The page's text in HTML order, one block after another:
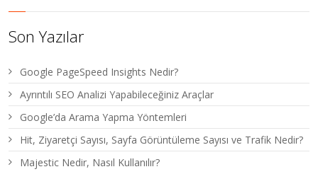
Son Yazılar
Google PageSpeed Insights Nedir?
Ayrıntılı SEO Analizi Yapabileceğiniz Araçlar
Google’da Arama Yapma Yöntemleri
Hit, Ziyaretçi Sayısı, Sayfa Görüntüleme Sayısı ve Trafik Nedir?
Majestic Nedir, Nasıl Kullanılır?